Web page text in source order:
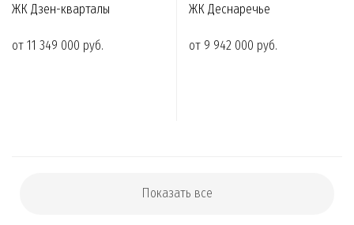
ЖК Дзен-кварталы
от 11 349 000 руб.
ЖК Деснаречье
от 9 942 000 руб.
Показать все